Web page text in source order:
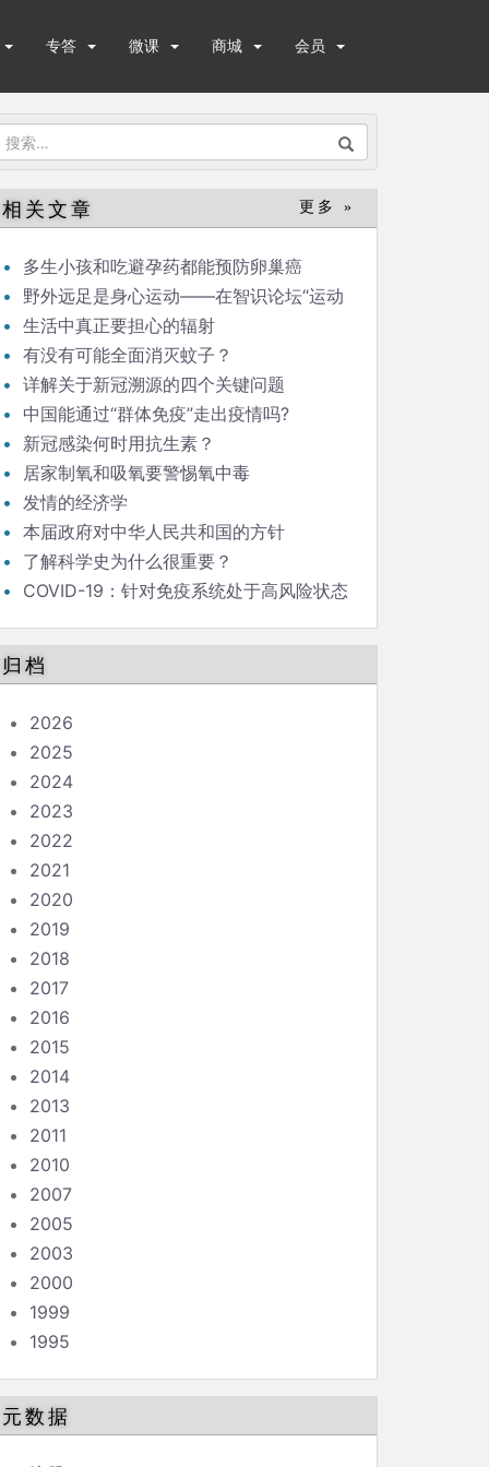
专答 微课 商城 会员
搜
：
相关文章 更多 »
多生小孩和吃避孕药都能预防卵巢癌
野外远足是身心运动——在智识论坛“运动
与健康”的发言
生活中真正要担心的辐射
有没有可能全面消灭蚊子？
详解关于新冠溯源的四个关键问题
中国能通过“群体免疫”走出疫情吗?
新冠感染何时用抗生素？
居家制氧和吸氧要警惕氧中毒
发情的经济学
本届政府对中华人民共和国的方针
了解科学史为什么很重要？
COVID-19：针对免疫系统处于高风险状态
归档
2026
2025
2024
2023
2022
2021
2020
2019
2018
2017
2016
2015
2014
2013
2011
2010
2007
2005
2003
2000
1999
1995
元数据